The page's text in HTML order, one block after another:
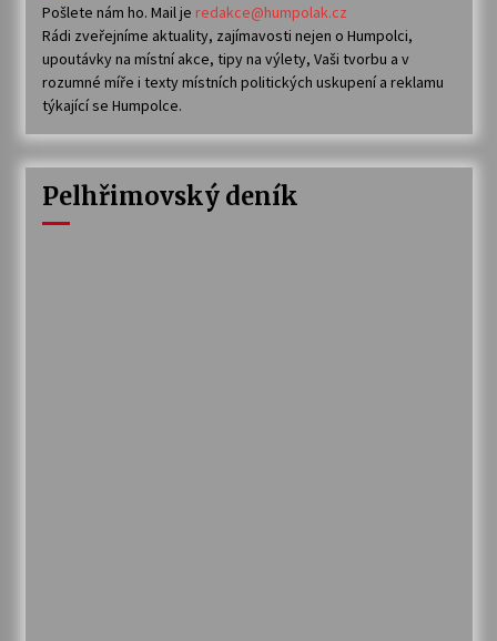
Pošlete nám ho. Mail je redakce@humpolak.cz
Rádi zveřejníme aktuality, zajímavosti nejen o Humpolci,
upoutávky na místní akce, tipy na výlety, Vaši tvorbu a v
rozumné míře i texty místních politických uskupení a reklamu
týkající se Humpolce.
Pelhřimovský deník